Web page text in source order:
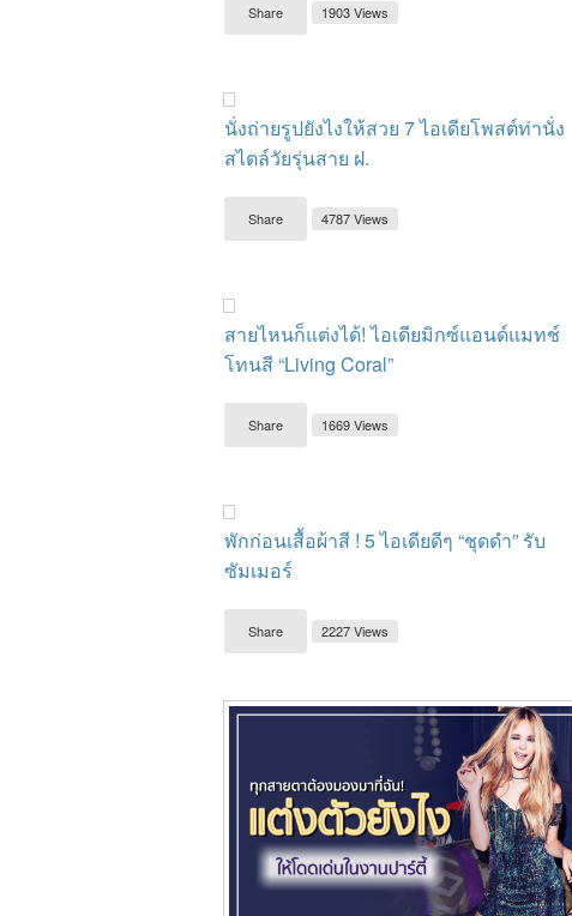
Share 1903 Views
นั่งถ่ายรูปยังไงให้สวย 7 ไอเดียโพสต์ท่านั่ง
สไตล์วัยรุ่นสาย ฝ.
Share 4787 Views
สายไหนก็แต่งได้! ไอเดียมิกซ์แอนด์แมทช์
โทนสี “Living Coral”
Share 1669 Views
พักก่อนเสื้อผ้าสี ! 5 ไอเดียดีๆ “ชุดดำ” รับ
ซัมเมอร์
Share 2227 Views